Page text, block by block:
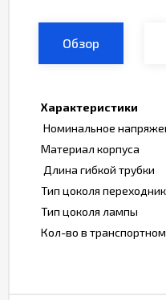
Обзор
Характеристики
Номинальное
Материал корпуса
Длина гибкой трубки
Тип цоколя
Тип цоколя лампы
Кол-во в